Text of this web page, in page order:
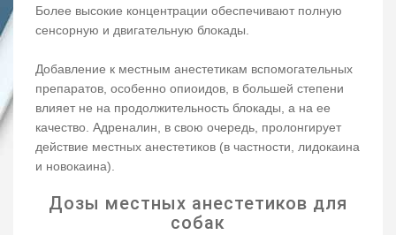
Более высокие концентрации обеспечивают полную
сенсорную и двигательную блокады.
Добавление к местным анестетикам вспомогательных
препаратов, особенно опиоидов, в большей степени
влияет не на продолжительность блокады, а на ее
качество. Адреналин, в свою очередь, пролонгирует
действие местных анестетиков (в частности, лидокаина
и новокаина).
Дозы местных анестетиков для
собак